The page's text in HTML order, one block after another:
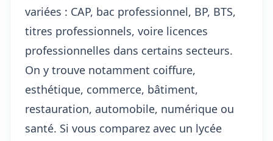
variées : CAP, bac professionnel, BP, BTS,
titres professionnels, voire licences
professionnelles dans certains secteurs.
On y trouve notamment coiffure,
esthétique, commerce, bâtiment,
restauration, automobile, numérique ou
santé. Si vous comparez avec un lycée